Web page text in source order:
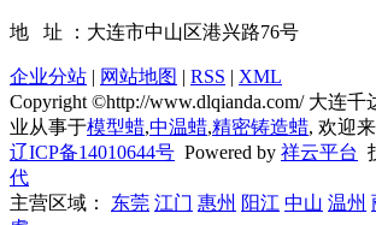
地 址 ：大连市中山区港兴路76号
企业分站 | 网站地图 | RSS | XML
Copyright ©http://www.dlqianda.com/ 大连
业从事于模型蜡,中温蜡,精密铸造蜡, 欢迎
辽ICP备14010644号 Powered by 祥云平台
代
主营区域： 东莞 江门 惠州 阳江 中山 温州